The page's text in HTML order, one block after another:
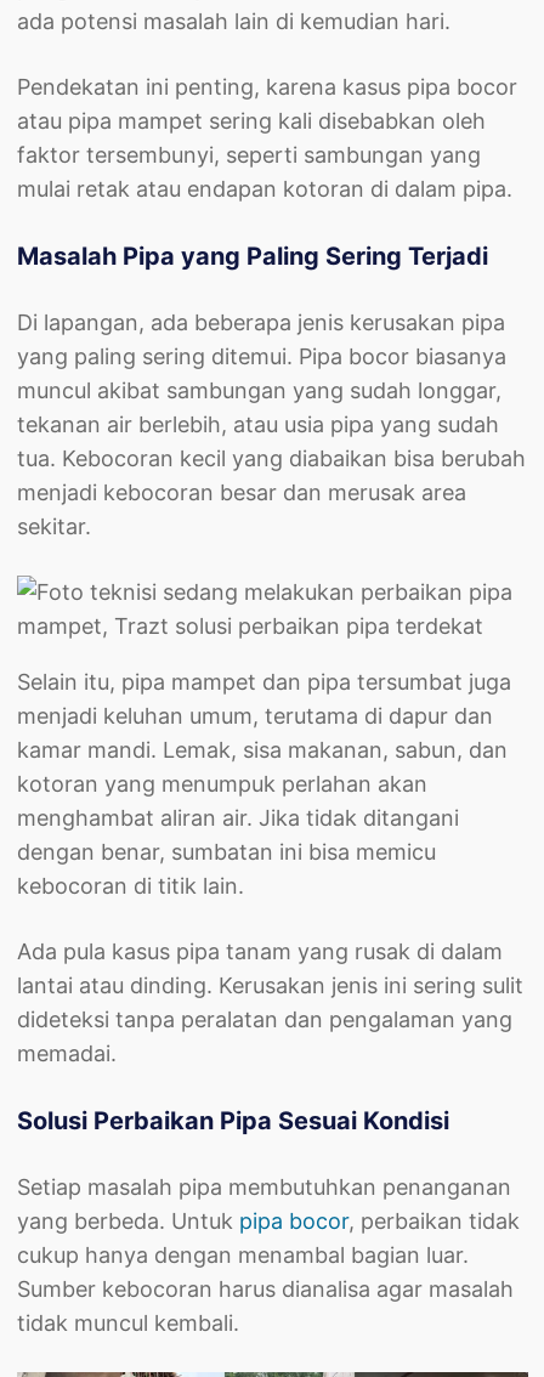
ada potensi masalah lain di kemudian hari.
Pendekatan ini penting, karena kasus pipa bocor
atau pipa mampet sering kali disebabkan oleh
faktor tersembunyi, seperti sambungan yang
mulai retak atau endapan kotoran di dalam pipa.
Masalah Pipa yang Paling Sering Terjadi
Di lapangan, ada beberapa jenis kerusakan pipa
yang paling sering ditemui. Pipa bocor biasanya
muncul akibat sambungan yang sudah longgar,
tekanan air berlebih, atau usia pipa yang sudah
tua. Kebocoran kecil yang diabaikan bisa berubah
menjadi kebocoran besar dan merusak area
sekitar.
Selain itu, pipa mampet dan pipa tersumbat juga
menjadi keluhan umum, terutama di dapur dan
kamar mandi. Lemak, sisa makanan, sabun, dan
kotoran yang menumpuk perlahan akan
menghambat aliran air. Jika tidak ditangani
dengan benar, sumbatan ini bisa memicu
kebocoran di titik lain.
Ada pula kasus pipa tanam yang rusak di dalam
lantai atau dinding. Kerusakan jenis ini sering sulit
dideteksi tanpa peralatan dan pengalaman yang
memadai.
Solusi Perbaikan Pipa Sesuai Kondisi
Setiap masalah pipa membutuhkan penanganan
yang berbeda. Untuk pipa bocor, perbaikan tidak
cukup hanya dengan menambal bagian luar.
Sumber kebocoran harus dianalisa agar masalah
tidak muncul kembali.